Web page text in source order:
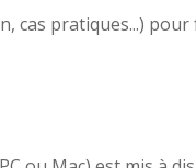
cas pratiques...)